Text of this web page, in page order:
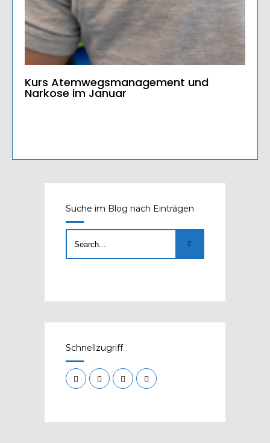
Kurs Atemwegsmanagement und
Narkose im Januar
Suche im Blog nach Einträgen
Schnellzugriff